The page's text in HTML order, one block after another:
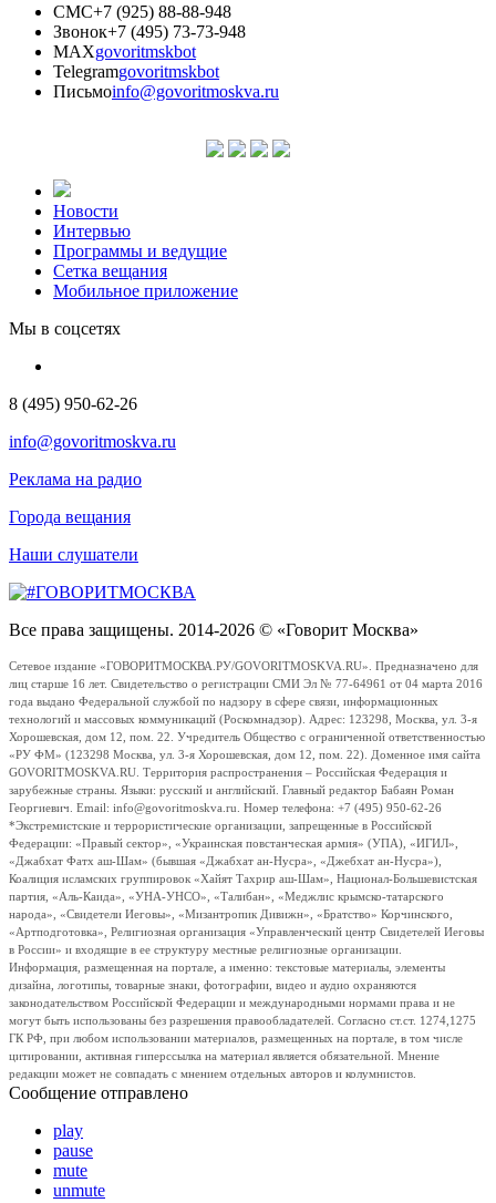
СМС+7 (925) 88-88-948
Звонок+7 (495) 73-73-948
MAXgovoritmskbot
Telegramgovoritmskbot
Письмоinfo@govoritmoskva.ru
Новости
Интервью
Программы и ведущие
Сетка вещания
Мобильное приложение
Мы в соцсетях
8 (495) 950-62-26
info@govoritmoskva.ru
Реклама на радио
Города вещания
Наши слушатели
Все права защищены. 2014-2026 © «Говорит Москва»
Сетевое издание «ГОВОРИТМОСКВА.РУ/GOVORITMOSKVA.RU». Предназначено для
лиц старше 16 лет. Свидетельство о регистрации СМИ Эл № 77-64961 от 04 марта 2016
года выдано Федеральной службой по надзору в сфере связи, информационных
технологий и массовых коммуникаций (Роскомнадзор). Адрес: 123298, Москва, ул. 3-я
Хорошевская, дом 12, пом. 22. Учредитель Общество с ограниченной ответственностью
«РУ ФМ» (123298 Москва, ул. 3-я Хорошевская, дом 12, пом. 22). Доменное имя сайта
GOVORITMOSKVA.RU. Территория распространения – Российская Федерация и
зарубежные страны. Языки: русский и английский. Главный редактор Бабаян Роман
Георгиевич. Email: info@govoritmoskva.ru. Номер телефона: +7 (495) 950-62-26
*Экстремистские и террористические организации, запрещенные в Российской
Федерации: «Правый сектор», «Украинская повстанческая армия» (УПА), «ИГИЛ»,
«Джабхат Фатх аш-Шам» (бывшая «Джабхат ан-Нусра», «Джебхат ан-Нусра»),
Коалиция исламских группировок «Хайят Тахрир аш-Шам», Национал-Большевистская
партия, «Аль-Каида», «УНА-УНСО», «Талибан», «Меджлис крымско-татарского
народа», «Свидетели Иеговы», «Мизантропик Дивижн», «Братство» Корчинского,
«Артподготовка», Религиозная организация «Управленческий центр Свидетелей Иеговы
в России» и входящие в ее структуру местные религиозные организации.
Информация, размещенная на портале, а именно: текстовые материалы, элементы
дизайна, логотипы, товарные знаки, фотографии, видео и аудио охраняются
законодательством Российской Федерации и международными нормами права и не
могут быть использованы без разрешения правообладателей. Согласно ст.ст. 1274,1275
ГК РФ, при любом использовании материалов, размещенных на портале, в том числе
цитировании, активная гиперссылка на материал является обязательной. Мнение
редакции может не совпадать с мнением отдельных авторов и колумнистов.
Сообщение отправлено
play
pause
mute
unmute